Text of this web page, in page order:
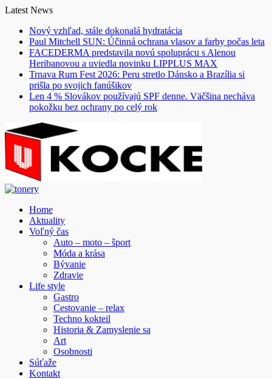
Skip
content
Latest News
Nový vzhľad, stále dokonalá hydratácia
Paul Mitchell SUN: Účinná ochrana vlasov a farby počas leta
FACEDERMA predstavila novú spoluprácu s Alenou
Heribanovou a uviedla novinku LIPPLUS MAX
Trnava Rum Fest 2026: Peru stretlo Dánsko a Brazília si
prišla po svojich fanúšikov
Len 4 % Slovákov používajú SPF denne. Väčšina necháva
pokožku bez ochrany po celý rok
Home
Aktuality
Voľný čas
Auto – moto – šport
Móda a krása
Bývanie
Zdravie
Life style
Gastro
Cestovanie – relax
Techno kokteil
Historia & Zamyslenie sa
Art
Osobnosti
Súťaže
Kontakt